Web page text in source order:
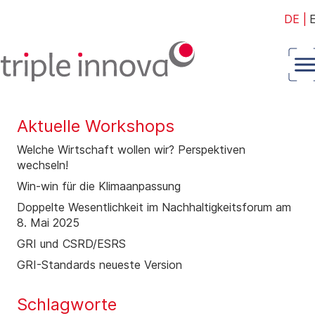
DE
Aktuelle Workshops
Welche Wirtschaft wollen wir? Perspektiven
wechseln!
Win-win für die Klimaanpassung
Doppelte Wesentlichkeit im Nachhaltigkeitsforum am
8. Mai 2025
GRI und CSRD/ESRS
GRI-Standards neueste Version
Schlagworte